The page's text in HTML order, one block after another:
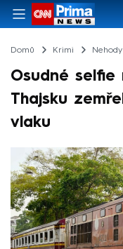
Domů Krimi Nehody
Osudné
Thajsku
vlaku